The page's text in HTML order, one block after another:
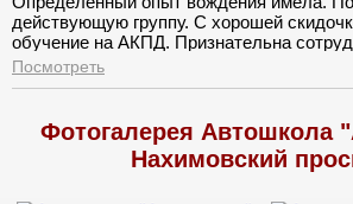
действующую группу. С хорошей
обучение на АКПД. Признательна
за понимание. Обучение практики
Посмотреть
Фотогалерея Автошкола
Нахимовский